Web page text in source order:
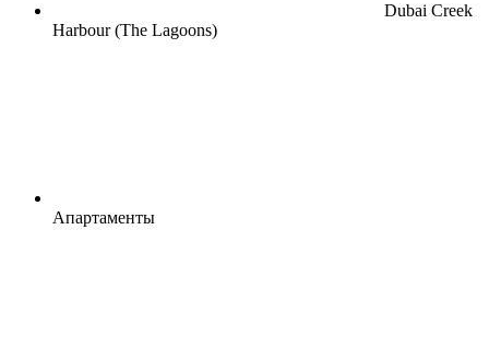
Dubai Creek
Harbour (The Lagoons)
Апартаменты